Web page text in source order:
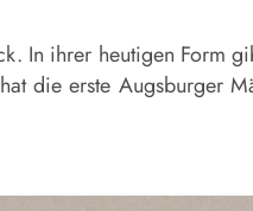
In ihrer heutigen Form
die erste Augsburger